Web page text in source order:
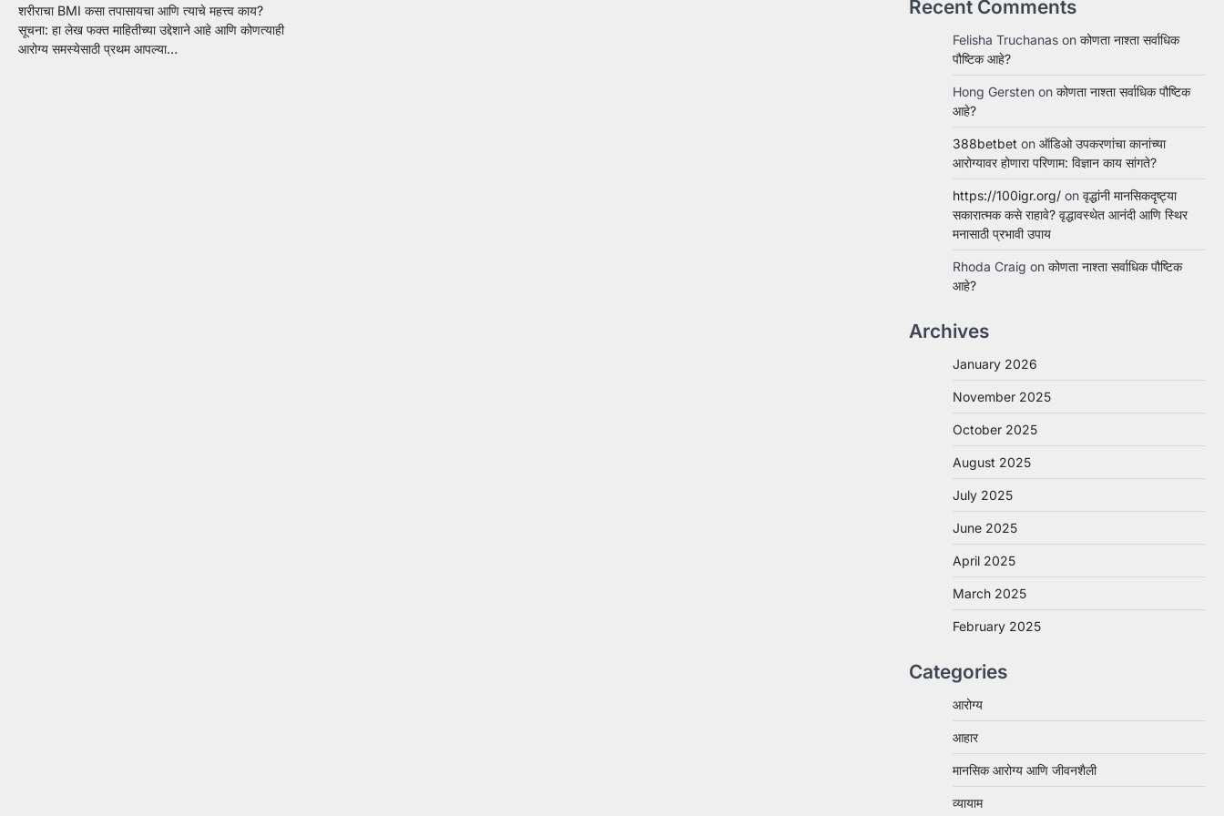
शरीराचा BMI कसा तपासायचा आणि त्याचे महत्त्व काय?
सूचना: हा लेख फक्त माहितीच्या उद्देशाने आहे आणि कोणत्याही
आरोग्य समस्येसाठी प्रथम आपल्या…
Recent Comments
Felisha Truchanas on कोणता नाश्ता सर्वाधिक
पौष्टिक आहे?
Hong Gersten on कोणता नाश्ता सर्वाधिक पौष्टिक
आहे?
388betbet on ऑडिओ उपकरणांचा कानांच्या
आरोग्यावर होणारा परिणाम: विज्ञान काय सांगते?
https://100igr.org/ on वृद्धांनी मानसिकदृष्ट्या
सकारात्मक कसे राहावे? वृद्धावस्थेत आनंदी आणि स्थिर
मनासाठी प्रभावी उपाय
Rhoda Craig on कोणता नाश्ता सर्वाधिक पौष्टिक
आहे?
Archives
January 2026
November 2025
October 2025
August 2025
July 2025
June 2025
April 2025
March 2025
February 2025
Categories
आरोग्य
आहार
मानसिक आरोग्य आणि जीवनशैली
व्यायाम